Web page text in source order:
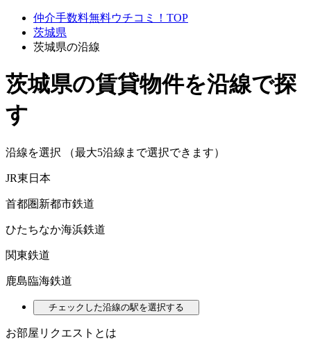
仲介手数料無料ウチコミ！TOP
茨城県
茨城県の沿線
茨城県の賃貸物件を沿線で探
す
沿線を選択 （最大5沿線まで選択できます）
JR東日本
首都圏新都市鉄道
ひたちなか海浜鉄道
関東鉄道
鹿島臨海鉄道
チェックした沿線の駅を選択する
お部屋リクエストとは